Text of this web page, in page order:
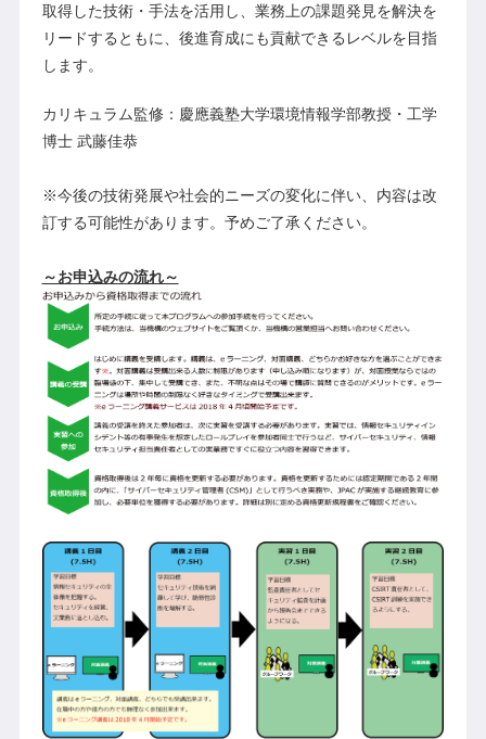
取得した技術・手法を活用し、業務上の課題発見を解決を
リードするともに、後進育成にも貢献できるレベルを目指
します。
カリキュラム監修：慶應義塾大学環境情報学部教授・工学
博士 武藤佳恭
※今後の技術発展や社会的ニーズの変化に伴い、内容は改
訂する可能性があります。予めご了承ください。
～お申込みの流れ～